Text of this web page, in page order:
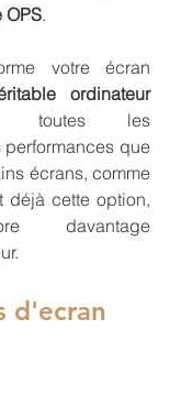
OPS.
votre écran
ordinateur
toutes les
que
écrans, comme
déjà cette option,
davantage
d'ecran